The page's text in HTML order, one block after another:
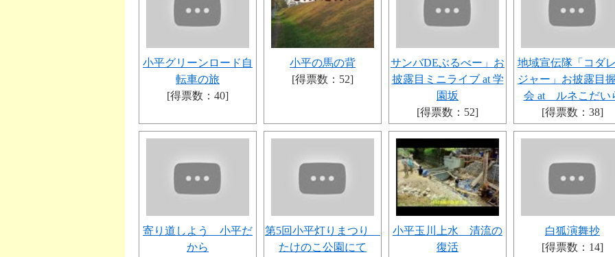
小平グリーンロード自
転車の旅
[得票数：40]
小平の馬の背
[得票数：52]
サンバDEぶるべー」お
披露目ミニライブ at 学
園坂
[得票数：52]
地域宣伝隊「コダ
ジャー」お披露目
会 at ルネこだい
[得票数：38]
寄り道しよう 小平だ
から
第5回小平灯りまつり
たけのこ公園にて
小平玉川上水 清流の
復活
白狐演舞抄
[得票数：14]